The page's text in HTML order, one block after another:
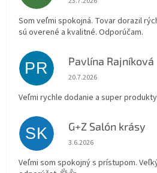
Som veľmi spokojná. Tovar dorazil
sú overené a kvalitné. Odporúčam.
PR Pavlína Rajníková
Hodnotenie obchodu je 5
20.7.2026
Veľmi rychle dodanie a super
SK G+Z Salón krásy
Hodnotenie obchodu je 5
3.6.2026
Veľmi som spokojný s prístupom.